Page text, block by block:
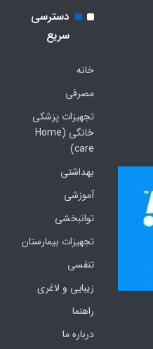
دسترسی
سریع
خانه
مصرفی
تجهیزات پزشکی
خانگی (Home
care)
بهداشتی
آموزشی
توانبخشی
تجهیزات بیمارستان
تنفسی
زیبایی و لاغری
راهنما
درباره ما